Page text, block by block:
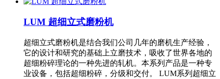
LUM 超细立式磨粉机
超细立式磨粉机是结合我们公司几年的磨机生产经验，
它的设计和研究的基础上立磨技术，吸收了世界各地的
超细粉碎理论的一种先进的轧机。本系列产品是一种专
业设备，包括超细粉碎，分级和交付。 LUM系列超细立